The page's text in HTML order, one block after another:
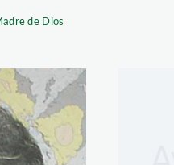
de Dios